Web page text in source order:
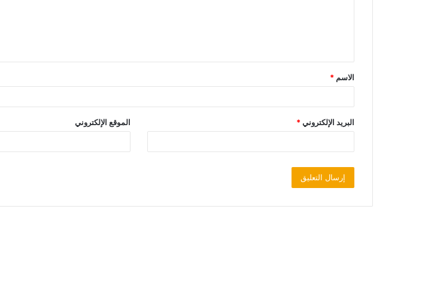
الاسم *
البريد الإلكتروني* الموقع الإلكتروني